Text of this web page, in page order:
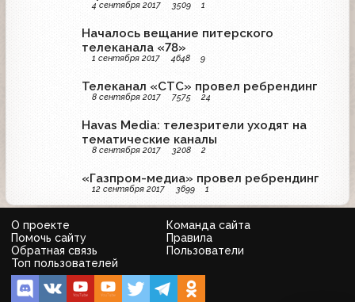
4 сентября 2017 3509 1
Началось вещание питерского
телеканала «78»
1 сентября 2017 4648 9
Телеканал «СТС» провел ребрендинг
8 сентября 2017 7575 24
Havas Media: телезрители уходят на
тематические каналы
8 сентября 2017 3208 2
«Газпром-медиа» провел ребрендинг
12 сентября 2017 3699 1
О проекте
Команда сайта
Помочь сайту
Правила
Обратная связь
Пользователи
Топ пользователей